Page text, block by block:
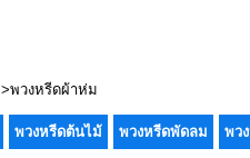
>พวงหรีดผ้าห่ม
พวงหรีดต้นไม้ พวงหรีดพัดลม พว